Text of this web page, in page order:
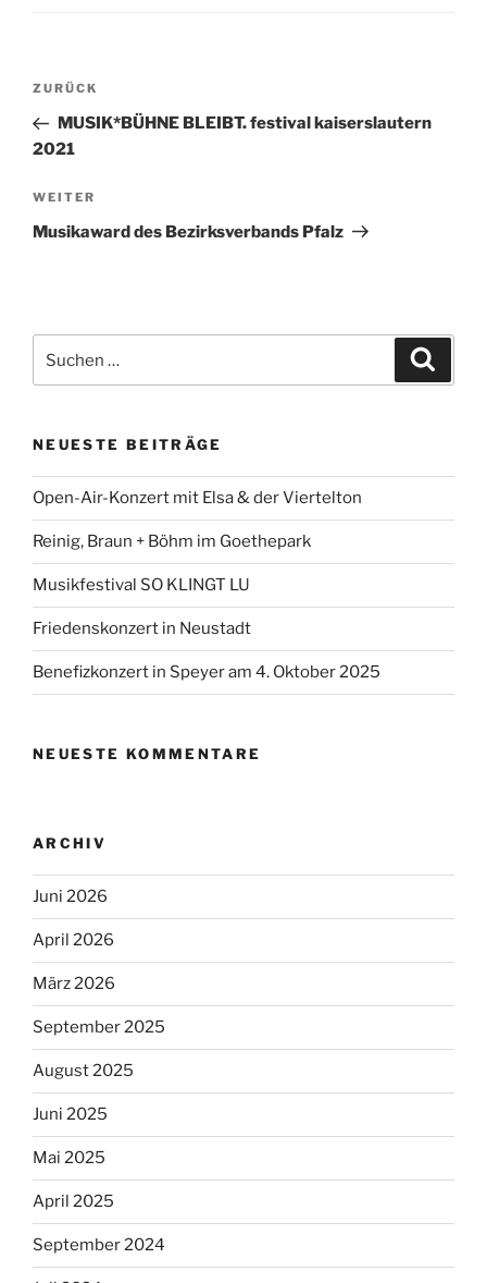
Beitragsnavigation
Vorheriger
Beitrag
ZURÜCK
MUSIK*BÜHNE BLEIBT. festival kaiserslautern
2021
Nächster
Beitrag
WEITER
Musikaward des Bezirksverbands Pfalz
nach:
NEUESTE BEITRÄGE
Open-Air-Konzert mit Elsa & der Viertelton
Reinig, Braun + Böhm im Goethepark
Musikfestival SO KLINGT LU
Friedenskonzert in Neustadt
Benefizkonzert in Speyer am 4. Oktober 2025
NEUESTE KOMMENTARE
ARCHIV
Juni 2026
April 2026
März 2026
September 2025
August 2025
Juni 2025
Mai 2025
April 2025
September 2024